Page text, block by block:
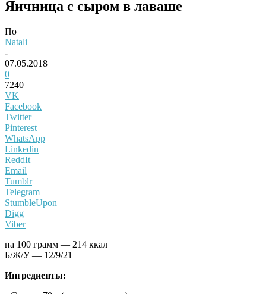
Яичница с сыром в лаваше
По
Natali
-
07.05.2018
0
7240
VK
Facebook
Twitter
Pinterest
WhatsApp
Linkedin
ReddIt
Email
Tumblr
Telegram
StumbleUpon
Digg
Viber
на 100 грамм — 214 ккал
Б/Ж/У — 12/9/21
Ингредиенты: